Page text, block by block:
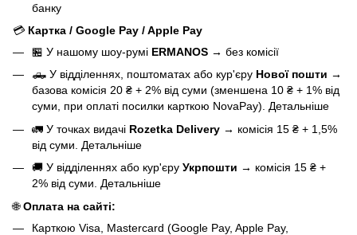
банку
💳 Картка / Google Pay / Apple Pay
🏪 У нашому шоу-румі ERMANOS → без комісії
🛻 У відділеннях, поштоматах або кур'єру Нової пошти →
базова комісія 20 ₴ + 2% від суми (зменшена 10 ₴ + 1% від
суми, при оплаті посилки карткою NovaPay). Детальніше
🚛 У точках видачі Rozetka Delivery → комісія 15 ₴ + 1,5%
від суми. Детальніше
🚚 У відділеннях або кур'єру Укрпошти → комісія 15 ₴ +
2% від суми. Детальніше
🌐Оплата на сайті:
Карткою Visa, Mastercard (Google Pay, Apple Pay,